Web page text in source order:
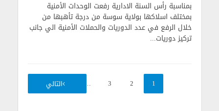
بمناسبة رأس السنة الادارية رفعت الوحدات الأمنية
بمختلف اسلاكها بولاية سوسة من درجة تأهبها من
خلال الرفع في عدد الدوريات والحملات الأمنية الي جانب
تركيز دوريات...
1
2
3
…
32التالي